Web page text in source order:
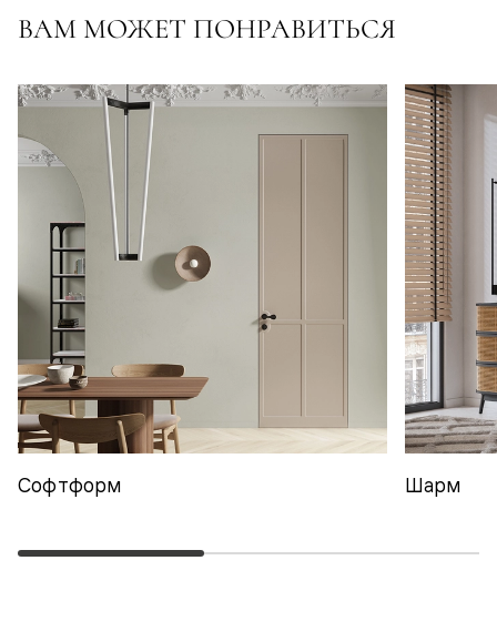
ВАМ МОЖЕТ ПОНРАВИТЬСЯ
Софтформ Шарм